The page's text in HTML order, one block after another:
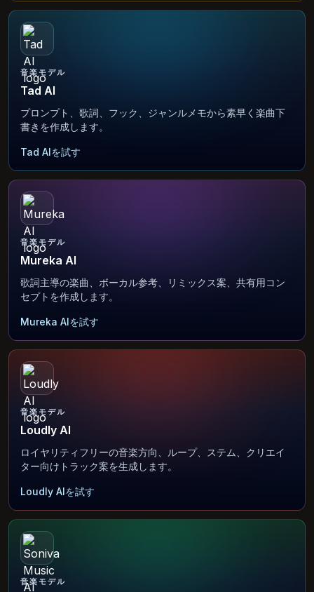
音楽モデル
Tad AI
プロンプト、歌詞、フック、ジャンルメモから素早く楽曲下
書きを作成します。
Tad AIを試す
音楽モデル
Mureka AI
歌詞主導の楽曲、ボーカル参考、リミックス案、共有用コン
セプトを作成します。
Mureka AIを試す
音楽モデル
Loudly AI
ロイヤリティフリーの音楽方向、ループ、ステム、クリエイ
ター向けトラック案を生成します。
Loudly AIを試す
音楽モデル